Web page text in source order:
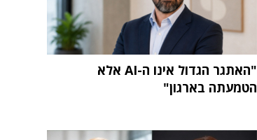
"האתגר הגדול אינו ה-AI אלא
הטמעתה בארגון"